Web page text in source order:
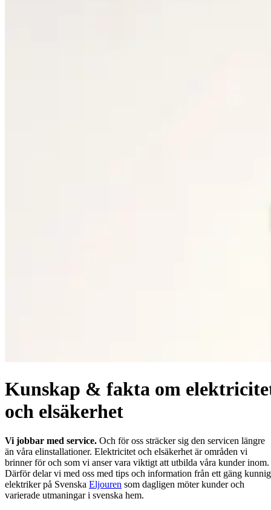
Kunskap & fakta om
och elsäkerhet
Vi jobbar med service. Och för oss sträcker sig den servicen längre
än våra elinstallationer. Elektricitet och elsäkerhet är områden vi
brinner för och som vi anser vara viktigt att utbilda våra kunder inom.
Därför delar vi med oss med tips och information från ett gäng
elektriker på Svenska Eljouren som dagligen möter kunder och
varierade utmaningar i svenska hem.